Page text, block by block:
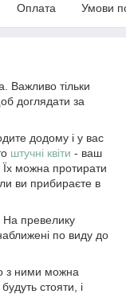
Оплата Умови
Важливо тільки
доглядати за
додому і у вас
штучні квіти - ваш
Їх можна протирати
ви прибираєте в
превелику
по виду до
з ними можна
стояти, і